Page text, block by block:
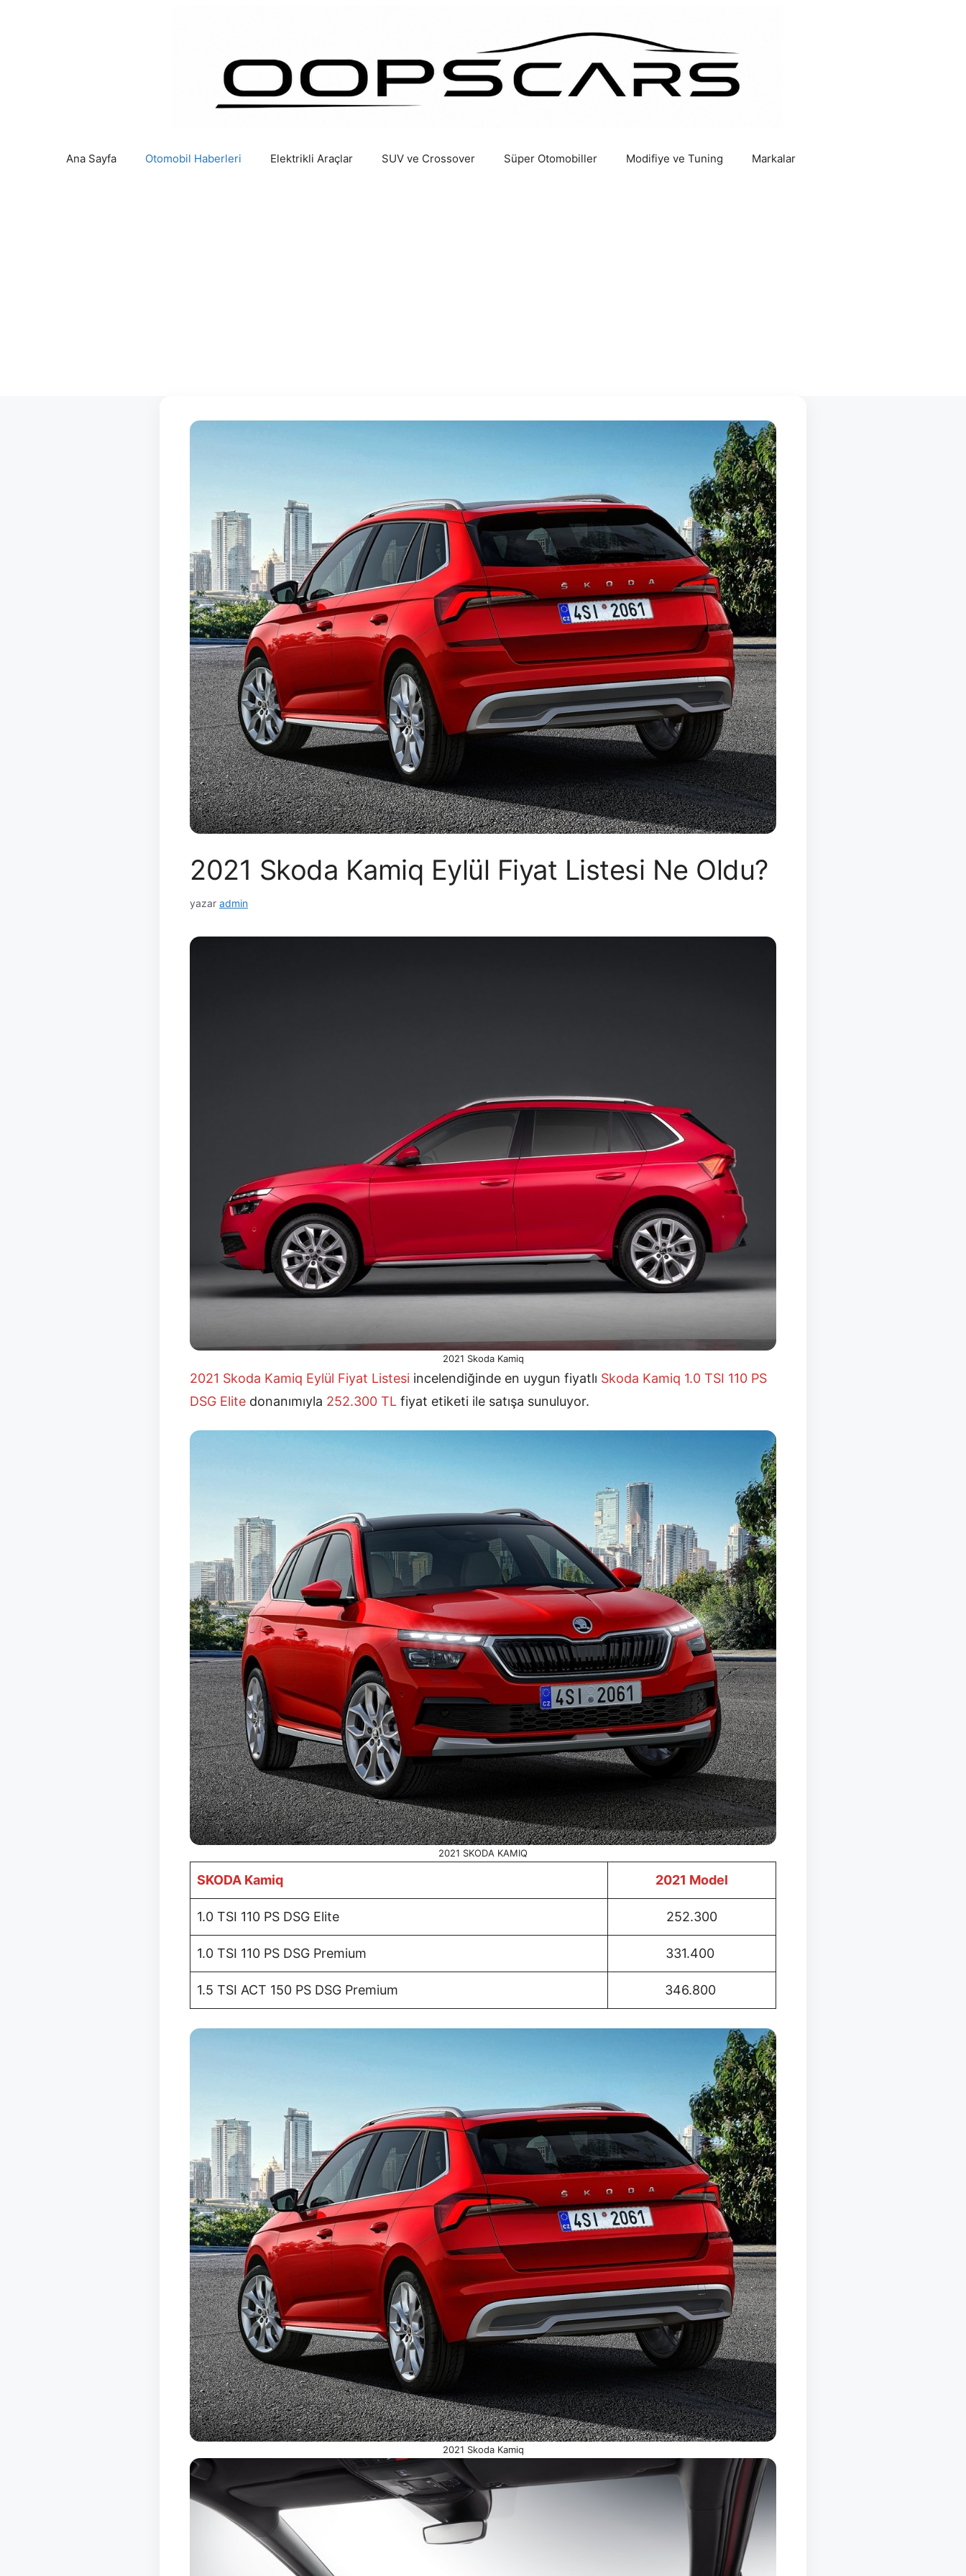
Ana Sayfa Otomobil Haberleri Elektrikli Araçlar SUV ve Crossover Süper Otomobiller Modifiye ve Tuning Markalar
2021 Skoda Kamiq Eylül Fiyat Listesi Ne Oldu?
yazar admin
2021 Skoda Kamiq
2021 Skoda Kamiq Eylül Fiyat Listesi incelendiğinde en uygun fiyatlı Skoda Kamiq 1.0 TSI 110 PS
DSG Elite donanımıyla 252.300 TL fiyat etiketi ile satışa sunuluyor.
2021 SKODA KAMIQ
SKODA Kamiq 2021 Model
1.0 TSI 110 PS DSG Elite 252.300
1.0 TSI 110 PS DSG Premium 331.400
1.5 TSI ACT 150 PS DSG Premium 346.800
2021 Skoda Kamiq